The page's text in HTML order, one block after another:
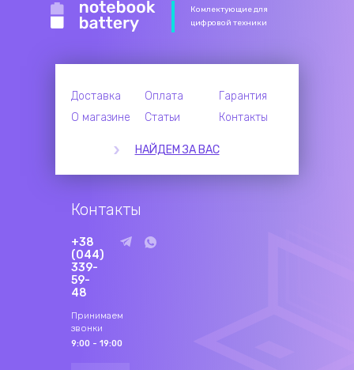
Комлектующие для
цифровой техники
Доставка Оплата
Гарантия
О магазине
Статьи Контакты
НАЙДЕМ ЗА ВАС
Контакты
+38
(044)
339-
59-
48
Принимаем
звонки
9:00 - 19:00